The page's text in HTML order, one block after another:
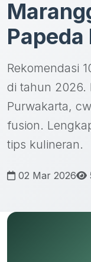
Rekomendasi
di tahun 2026.
Purwakarta,
fusion.
tips kulineran.
02 Mar 2026